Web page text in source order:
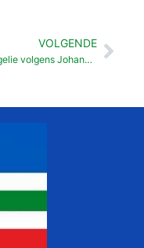
VOLGENDE
t Evengelie volgens Johannes 14